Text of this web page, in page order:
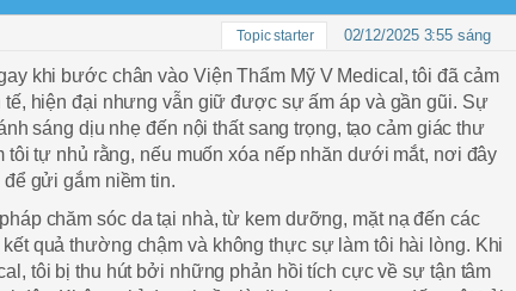
Topic starter 02/12/2025 3:55 sáng
khi bước chân vào Viện Thẩm Mỹ V Medical, tôi đã cảm
hiện đại nhưng vẫn giữ được sự ấm áp và gần gũi. Sự
sáng dịu nhẹ đến nội thất sang trọng, tạo cảm giác thư
tự nhủ rằng, nếu muốn xóa nếp nhăn dưới mắt, nơi đây
gửi gắm niềm tin.
chăm sóc da tại nhà, từ kem dưỡng, mặt nạ đến các
quả thường chậm và không thực sự làm tôi hài lòng. Khi
tôi bị thu hút bởi những phản hồi tích cực về sự tận tâm